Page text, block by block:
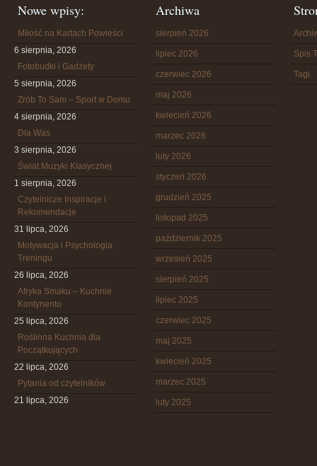
Nowe wpisy:
Miłość na Kartach Powieści
6 sierpnia, 2026
Fotobudki i Gadżety
5 sierpnia, 2026
Zrób To Sam – Sport w Domu
4 sierpnia, 2026
Dla Was
3 sierpnia, 2026
Świat Muzyki Klasycznej
1 sierpnia, 2026
Czytelnicze Inspiracje i
Rekomendacje
31 lipca, 2026
Motywacja i Psychologia
Treningu
26 lipca, 2026
Afryka Smaku – Kuchnie
Kontynentu
25 lipca, 2026
Roślinna Kuchnia dla
Początkujących
22 lipca, 2026
Pytania od czytelników
21 lipca, 2026
Archiwa
sierpień 2026
lipiec 2026
czerwiec 2026
maj 2026
kwiecień 2026
marzec 2026
luty 2026
styczeń 2026
grudzień 2025
listopad 2025
październik 2025
wrzesień 2025
sierpień 2025
lipiec 2025
czerwiec 2025
maj 2025
kwiecień 2025
marzec 2025
luty 2025
Spis
Tagi